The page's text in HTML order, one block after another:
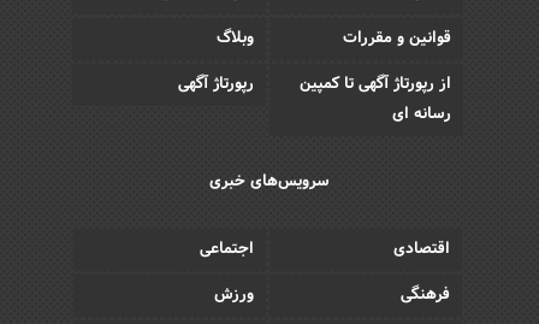
قوانین و مقررات
وبلاگ
از رپورتاژ آگهی تا کمپین
رسانه ای
رپورتاژ آگهی
سرویس‌های خبری
اقتصادی
اجتماعی
فرهنگی
ورزش